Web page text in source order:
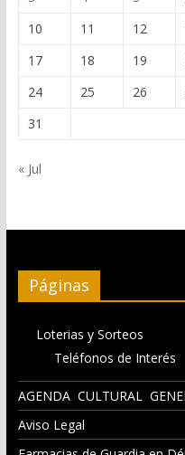
10
11 12
17
18 19
24
25 26
31
« Jul
Páginas
Loterias y Sorteos
Teléfonos de Interés
AGENDA CULTURAL
Aviso Legal